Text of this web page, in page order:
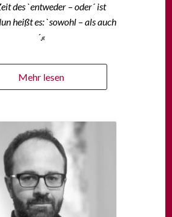
des `entweder – oder´ ist
heißt es: `sowohl – als auch
´.«
Mehr lesen